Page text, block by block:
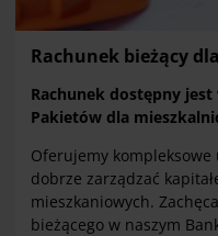
Rachunek bieżący
Rachunek dostępny
Pakietów dla
Oferujemy kompleksowe
dobrze zarządzać
mieszkaniowych.
bieżącego w naszym